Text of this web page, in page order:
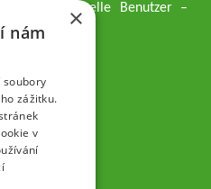
professionelle Benutzer –
wird.
×
nám
soubory
zážitku.
v